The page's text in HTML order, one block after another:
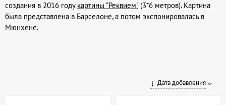
создания в 2016 году картины "Реквием"(3*6 метров). Картина
была представлена в Барселоне, а потом экспонировалась в
Мюнхене.
Дата добавления